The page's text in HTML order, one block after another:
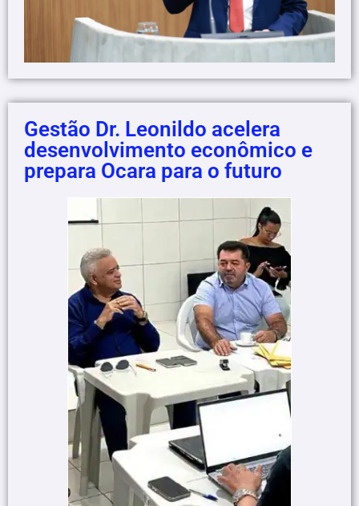
Gestão Dr. Leonildo acelera
desenvolvimento econômico e
prepara Ocara para o futuro